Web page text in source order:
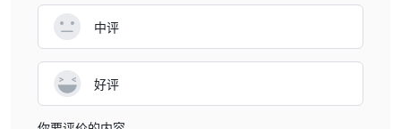
中评
好评